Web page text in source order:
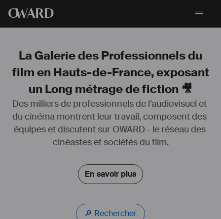
OWARD
La Galerie des Professionnels du
film en Hauts-de-France, exposant
un Long métrage de fiction 🎥
Des milliers de professionnels de l’audiovisuel et
du cinéma montrent leur travail, composent des
équipes et discutent sur OWARD - le réseau des
cinéastes et sociétés du film.
En savoir plus
🔎 Rechercher